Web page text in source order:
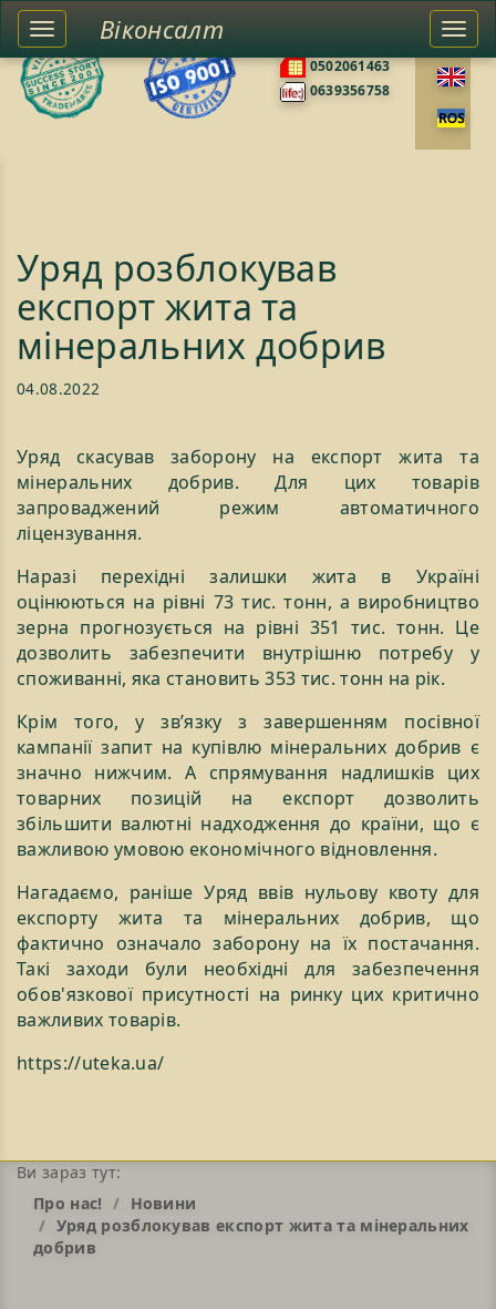
0502061463
0639356758
Toggle
left
sidebar
Віконсалт
Уряд розблокував
експорт жита та
мінеральних добрив
04.08.2022
Уряд скасував заборону на експорт жита та
мінеральних добрив. Для цих товарів
запроваджений режим автоматичного
ліцензування.
Наразі перехідні залишки жита в Україні
оцінюються на рівні 73 тис. тонн, а виробництво
зерна прогнозується на рівні 351 тис. тонн. Це
дозволить забезпечити внутрішню потребу у
споживанні, яка становить 353 тис. тонн на рік.
Крім того, у зв’язку з завершенням посівної
кампанії запит на купівлю мінеральних добрив є
значно нижчим. А спрямування надлишків цих
товарних позицій на експорт дозволить
збільшити валютні надходження до країни, що є
важливою умовою економічного відновлення.
Нагадаємо, раніше Уряд ввів нульову квоту для
експорту жита та мінеральних добрив, що
фактично означало заборону на їх постачання.
Такі заходи були необхідні для забезпечення
обов'язкової присутності на ринку цих критично
важливих товарів.
https://uteka.ua/
Ви зараз тут:
Про нас!
Новини
Уряд розблокував експорт жита та мінеральних
добрив